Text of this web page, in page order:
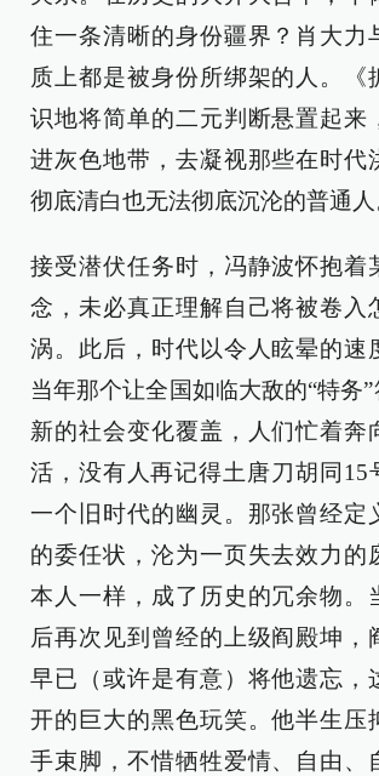
住一条清晰的身份疆界？肖大力
质上都是被身份所绑架的人。《
识地将简单的二元判断悬置起来
进灰色地带，去凝视那些在时代
彻底清白也无法彻底沉沦的普通人
接受潜伏任务时，冯静波怀抱着
念，未必真正理解自己将被卷入
涡。此后，时代以令人眩晕的速
当年那个让全国如临大敌的“特务
新的社会变化覆盖，人们忙着奔
活，没有人再记得土唐刀胡同15
一个旧时代的幽灵。那张曾经定
的委任状，沦为一页失去效力的
本人一样，成了历史的冗余物。
后再次见到曾经的上级阎殿坤，
早已（或许是有意）将他遗忘，
开的巨大的黑色玩笑。他半生压
手束脚，不惜牺牲爱情、自由、